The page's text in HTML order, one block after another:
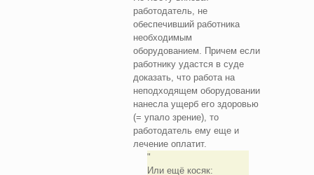
работодатель, не
обеспечивший работника
необходимым
оборудованием. Причем если
работнику удастся в суде
доказать, что работа на
неподходящем оборудовании
нанесла ущерб его здоровью
(= упало зрение), то
работодатель ему еще и
лечение оплатит.
Или ещё косяк: